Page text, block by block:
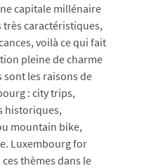
capitale millénaire
très caractéristiques,
voilà ce qui fait
pleine de charme
sont les raisons de
: city trips,
historiques,
mountain bike,
Luxembourg for
thèmes dans le